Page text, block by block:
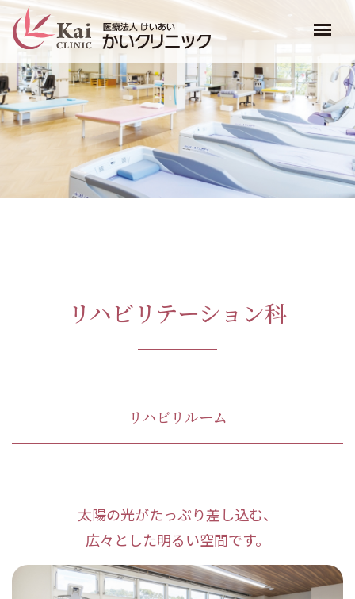
リハビリテーション科
リハビリルーム
太陽の光がたっぷり差し込む、
広々とした明るい空間です。